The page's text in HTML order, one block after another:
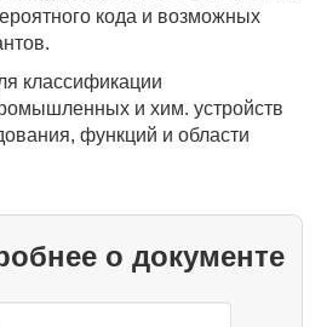
кода и возможных
классификации
и хим. устройств
функций и области
о документе